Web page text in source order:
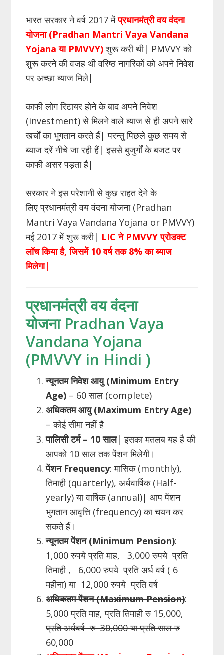
भारत सरकार ने वर्ष 2017 मेंप्रधानमंत्री वय वंदना
योजना (Pradhan Mantri Vaya Vandana
Yojana या PMVVY)शुरू करी थी| PMVVY को
शुरू करने की वजह थी वरिष्ठ नागरिकों को अपने निवेश
पर अच्छा ब्याज मिले|
काफी लोग रिटायर होने के बाद अपने निवेश
(investment) से मिलने वाले ब्याज से ही अपने सारे
खर्चों का भुगतान करते हैं| परन्तु पिछले कुछ समय से
ब्याज दरें नीचे जा रही हैं| इससे बुजुर्गों के बजट पर
काफी असर पड़ता है|
सरकार ने इस परेशानी से कुछ राहत देने के
लिए प्रधानमंत्री वय वंदना योजना (Pradhan
Mantri Vaya Vandana Yojana or PMVVY)
मई 2017 में शुरू करी| LIC ने PMVVY प्रोडक्ट
लॉच किया है, जिसमें 10 वर्ष तक 8% का ब्याज
मिलेगा|
प्रधानमंत्री वय वंदना
योजना Pradhan Vaya
Vandana Yojana
(PMVVY in Hindi )
न्यूनतम निवेश आयु (Minimum Entry
Age) – 60 साल (complete)
अधिकतम आयु (Maximum Entry Age)
– कोई सीमा नहीं है
पालिसी टर्म – 10 साल| इसका मतलब यह है की
आपको 10 साल तक पेंशन मिलेगी।
पेंशन Frequency: मासिक (monthly),
तिमाही (quarterly), अर्धवार्षिक (Half-
yearly) या वार्षिक (annual)| आप पेंशन
भुगतान आवृत्ति (frequency) का चयन कर
सकते हैं।
न्यूनतम पेंशन (Minimum Pension):
1,000 रुपये प्रति माह, 3,000 रुपये प्रति
तिमाही , 6,000 रुपये प्रति अर्ध वर्ष ( 6
महीना) या 12,000 रुपये प्रति वर्ष
अधिकतम पेंशन (Maximum Pension):
5,000 प्रति माह, प्रति तिमाही रु 15,000,
प्रति अर्धवर्ष रु 30,000 या प्रति साल रु
60,000